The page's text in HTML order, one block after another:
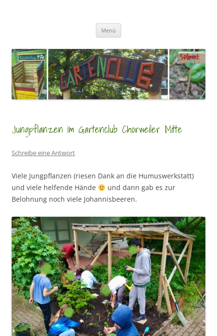
Menü
Jungpflanzen im Gartenclub Chorweiler Mitte
Schreibe eine Antwort
Viele Jungpflanzen (riesen Dank an die Humuswerkstatt)
und viele helfende Hände
und dann gab es zur
Belohnung noch viele Johannisbeeren.